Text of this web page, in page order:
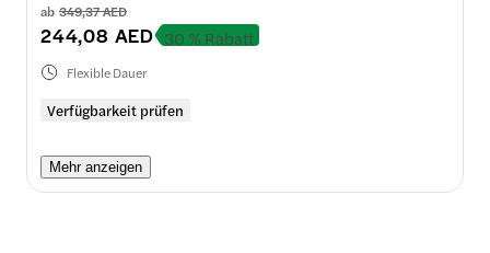
ab 349,37 AED
244,08 AED 30 % Rabatt
Verfügbarkeit prüfen
Flexible Dauer
Mehr anzeigen